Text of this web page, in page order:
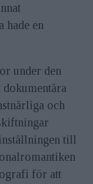
hade en
under den
och
till
för att